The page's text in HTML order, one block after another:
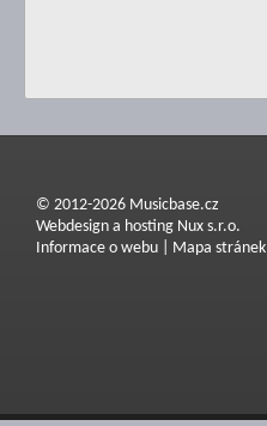
© 2012-2026 Musicbase.cz
Webdesign a hosting Nux s.r.o.
Informace o webu
Mapa stránek